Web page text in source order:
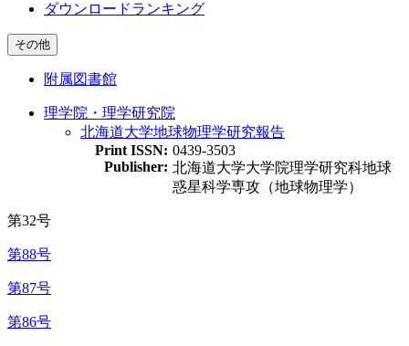
ダウンロードランキング
その他
附属図書館
理学院・理学研究院
北海道大学地球物理学研究報告
Print ISSN: 0439-3503
Publisher: 北海道大学大学院理学研究科地球
惑星科学専攻（地球物理学）
第32号
第88号
第87号
第86号